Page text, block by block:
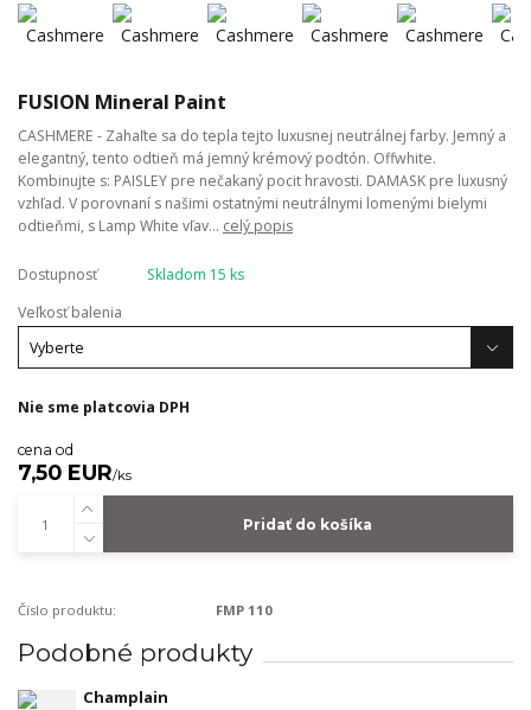
FUSION Mineral Paint
CASHMERE - Zahaľte sa do tepla tejto luxusnej neutrálnej farby. Jemný a
elegantný, tento odtieň má jemný krémový podtón. Offwhite.
Kombinujte s: PAISLEY pre nečakaný pocit hravosti. DAMASK pre luxusný
vzhľad. V porovnaní s našimi ostatnými neutrálnymi lomenými bielymi
odtieňmi, s Lamp White vľav... celý popis
Dostupnosť
Skladom 15 ks
Veľkosť balenia
Nie sme platcovia DPH
cena od
7,50 EUR/ks
Pridať do košíka
Číslo produktu: FMP 110
Podobné produkty
Champlain